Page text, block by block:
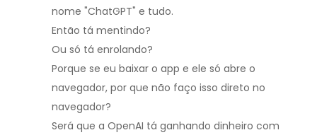
nome "ChatGPT" e tudo.
Então tá mentindo?
Ou só tá enrolando?
Porque se eu baixar o app e ele só abre o
navegador, por que não faço isso direto no
navegador?
Será que a OpenAI tá ganhando dinheiro com